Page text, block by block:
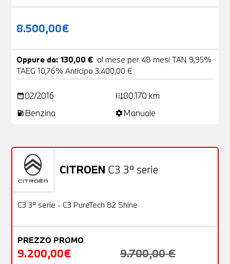
8.500,00€
Oppure da: 130,00 € al mese per 48 mesi TAN 9,95%
TAEG 10,76% Anticipo 3.400,00 €
date_range02/2016 add_road80.170 km
local_gas_station Benzina settingsManuale
CITROEN C3 3ª serie
OFFERTA
Usato
C3 3ª serie - C3 PureTech 82 Shine
PREZZO PROMO
9.200,00€ 9.700,00 €